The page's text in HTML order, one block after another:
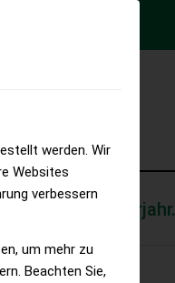
werden. Wir
Websites
verbessern
um mehr zu
Beachten Sie,
Quartal im Vorjahr.